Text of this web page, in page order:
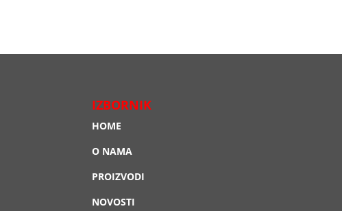
IZBORNIK
HOME
O NAMA
PROIZVODI
NOVOSTI